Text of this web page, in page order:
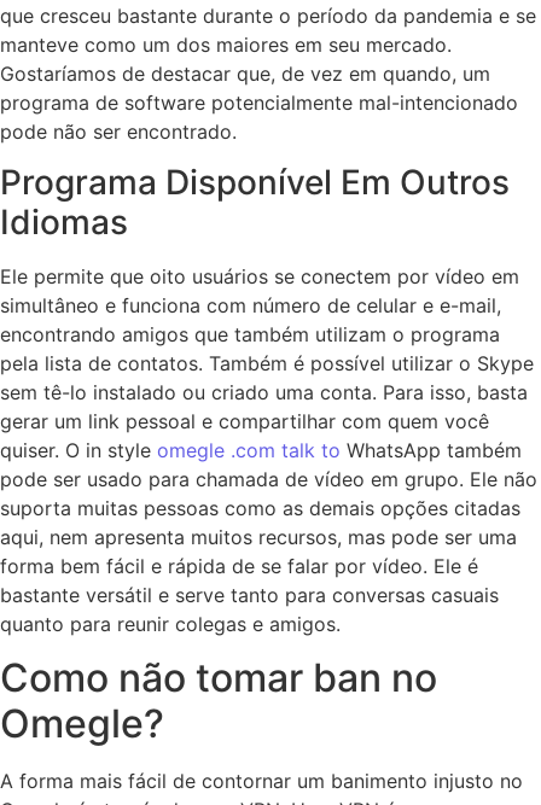
que cresceu bastante durante o período da pandemia e se
manteve como um dos maiores em seu mercado.
Gostaríamos de destacar que, de vez em quando, um
programa de software potencialmente mal-intencionado
pode não ser encontrado.
Programa Disponível Em Outros
Idiomas
Ele permite que oito usuários se conectem por vídeo em
simultâneo e funciona com número de celular e e-mail,
encontrando amigos que também utilizam o programa
pela lista de contatos. Também é possível utilizar o Skype
sem tê-lo instalado ou criado uma conta. Para isso, basta
gerar um link pessoal e compartilhar com quem você
quiser. O in style omegle .com talk to WhatsApp também
pode ser usado para chamada de vídeo em grupo. Ele não
suporta muitas pessoas como as demais opções citadas
aqui, nem apresenta muitos recursos, mas pode ser uma
forma bem fácil e rápida de se falar por vídeo. Ele é
bastante versátil e serve tanto para conversas casuais
quanto para reunir colegas e amigos.
Como não tomar ban no
Omegle?
A forma mais fácil de contornar um banimento injusto no